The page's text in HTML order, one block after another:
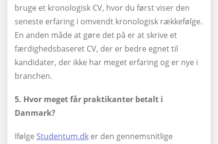
bruge et kronologisk CV, hvor du først viser den
seneste erfaring i omvendt kronologisk rækkefølge.
En anden måde at gøre det på er at skrive et
færdighedsbaseret CV, der er bedre egnet til
kandidater, der ikke har meget erfaring og er nye i
branchen.
5. Hvor meget får praktikanter betalt i
Danmark?
Ifølge Studentum.dk er den gennemsnitlige